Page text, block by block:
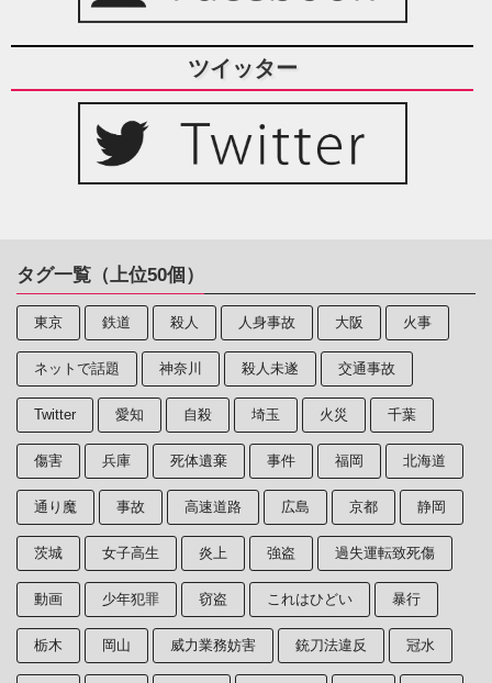
ツイッター
タグ一覧（上位50個）
東京 鉄道 殺人 人身事故 大阪 火事
ネットで話題 神奈川 殺人未遂 交通事故
Twitter 愛知 自殺 埼玉 火災 千葉
傷害 兵庫 死体遺棄 事件 福岡 北海道
通り魔 事故 高速道路 広島 京都 静岡
茨城 女子高生 炎上 強盗 過失運転致死傷
動画 少年犯罪 窃盗 これはひどい 暴行
栃木 岡山 威力業務妨害 銃刀法違反 冠水